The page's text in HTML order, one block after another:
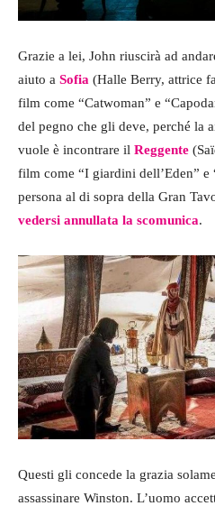
Grazie a lei, John riuscirà ad
aiuto a Sofia (Halle Berry, attrice
film come “Catwoman” e
del pegno che gli deve, perché la
vuole è incontrare il Reggente
film come “I giardini dell’Eden” e
persona al di sopra della Gran
vedersi annullata la scomunica.
Questi gli concede la grazia
assassinare Winston. L’uomo